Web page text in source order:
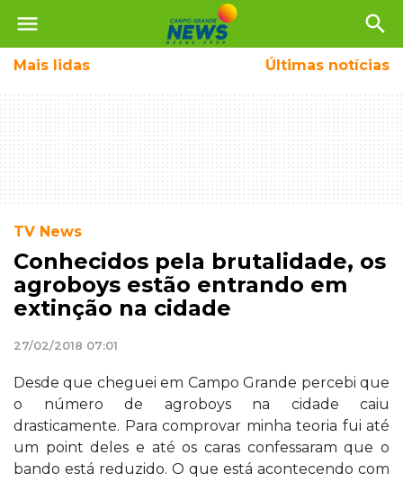
menu search
Mais lidas Últimas notícias
TV News
Conhecidos pela brutalidade, os
agroboys estão entrando em
extinção na cidade
27/02/2018 07:01
Desde que cheguei em Campo Grande percebi que
o número de agroboys na cidade caiu
drasticamente. Para comprovar minha teoria fui até
um point deles e até os caras confessaram que o
bando está reduzido. O que está acontecendo com